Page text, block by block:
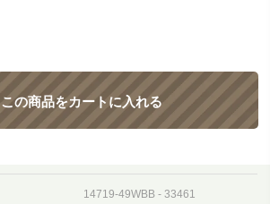
この商品をカートに入れる
14719-49WBB - 33461